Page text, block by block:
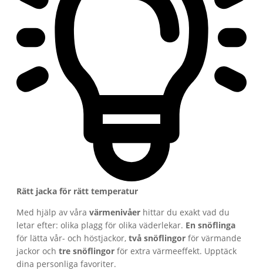
Rätt jacka för rätt temperatur
Med hjälp av våra värmenivåer hittar du exakt vad du
letar efter: olika plagg för olika väderlekar. En snöflinga
för lätta vår- och höstjackor, två snöflingor för värmande
jackor och tre snöflingor för extra värmeeffekt. Upptäck
dina personliga favoriter.